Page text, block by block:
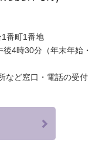
番町1番地
4時30分（年末年始・
など窓口・電話の受付